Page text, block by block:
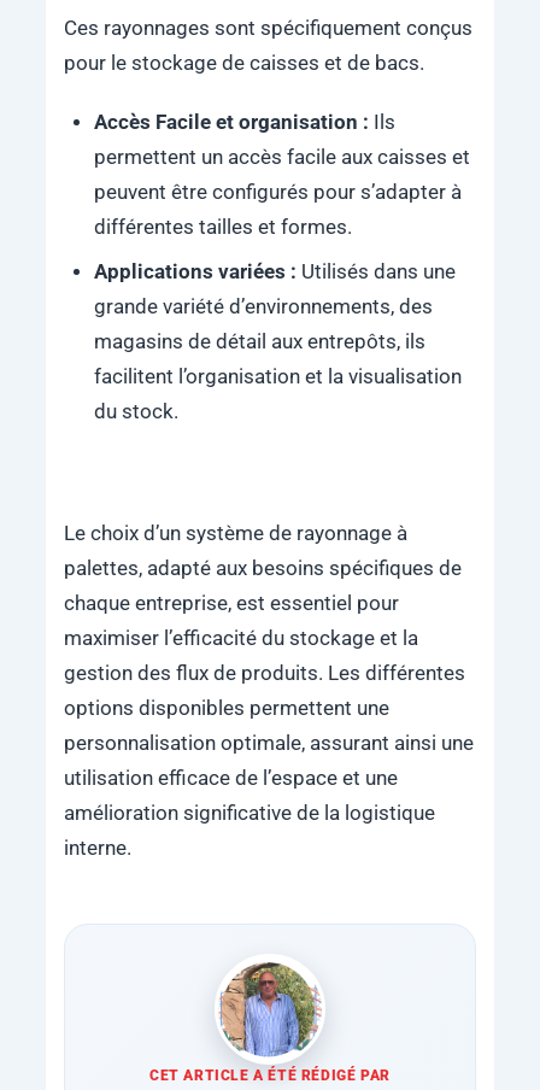
Ces rayonnages sont spécifiquement conçus
pour le stockage de caisses et de bacs.
Accès Facile et organisation : Ils
permettent un accès facile aux caisses et
peuvent être configurés pour s’adapter à
différentes tailles et formes.
Applications variées : Utilisés dans une
grande variété d’environnements, des
magasins de détail aux entrepôts, ils
facilitent l’organisation et la visualisation
du stock.
Le choix d’un système de rayonnage à
palettes, adapté aux besoins spécifiques de
chaque entreprise, est essentiel pour
maximiser l’efficacité du stockage et la
gestion des flux de produits. Les différentes
options disponibles permettent une
personnalisation optimale, assurant ainsi une
utilisation efficace de l’espace et une
amélioration significative de la logistique
interne.
CET ARTICLE A ÉTÉ RÉDIGÉ PAR